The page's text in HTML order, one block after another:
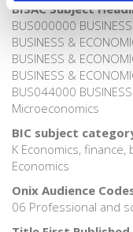
BISAC Subject
BUS000000
BUSINESS &
BUSINESS &
BUSINESS &
BUS044000
Microeconomics
BIC subject
K Economics,
Economics
Onix Audience
06 Professional and